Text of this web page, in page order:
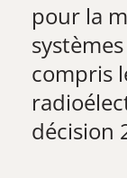
pour la
compris
décision